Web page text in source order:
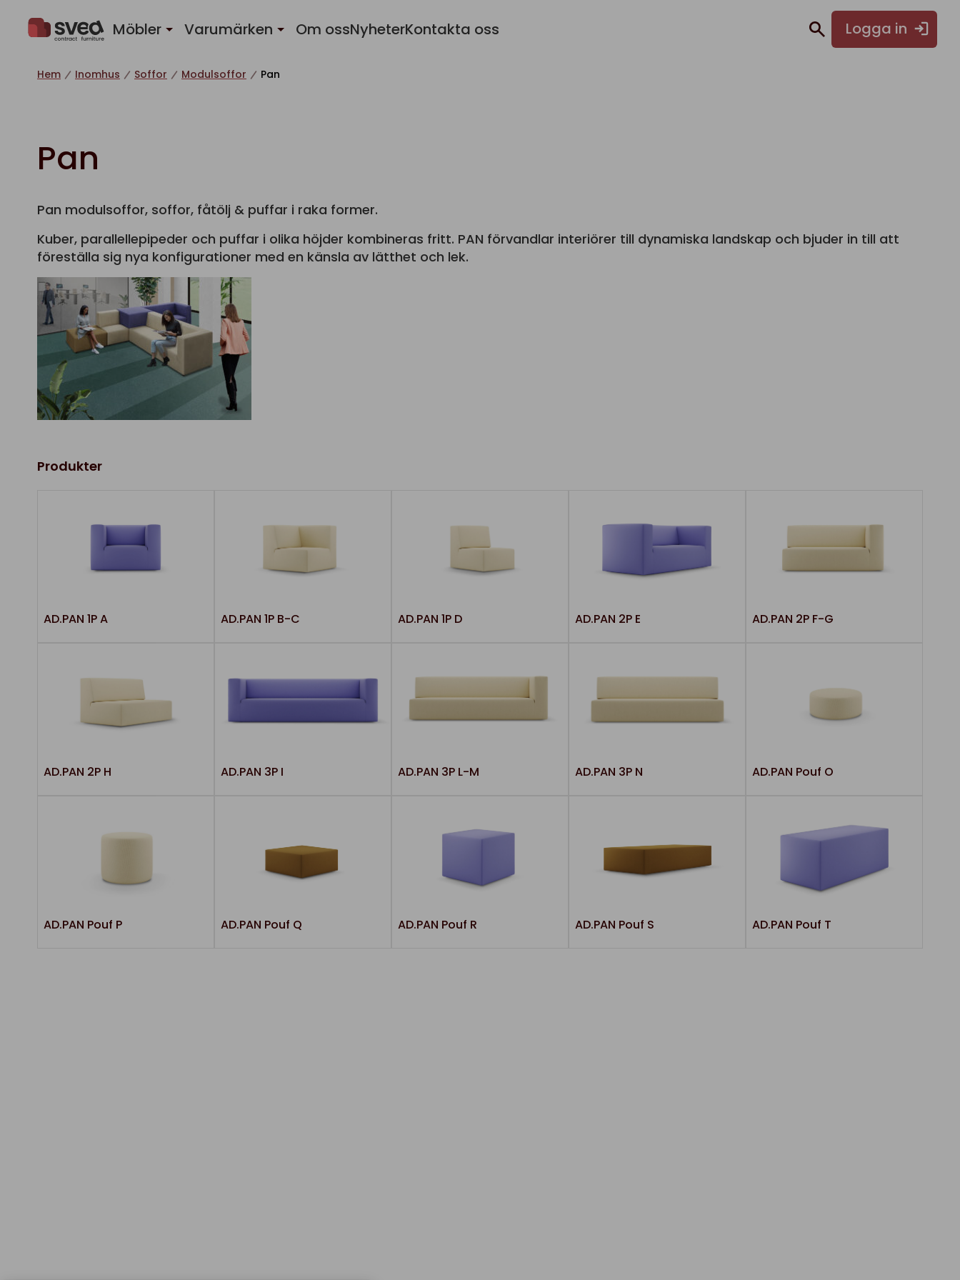
Möbler Varumärken Om ossNyheterKontakta oss Logga in
Hem Inomhus Soffor Modulsoffor Pan
Pan
Pan modulsoffor, soffor, fåtölj & puffar i raka former.
Kuber, parallellepipeder och puffar i olika höjder kombineras fritt. PAN förvandlar interiörer till dynamiska landskap och bjuder in till att
föreställa sig nya konfigurationer med en känsla av lätthet och lek.
Produkter
AD.PAN 1P A AD.PAN 1P B-C AD.PAN 1P D AD.PAN 2P E AD.PAN 2P F-G
AD.PAN 2P H AD.PAN 3P I AD.PAN 3P L-M AD.PAN 3P N AD.PAN Pouf O
AD.PAN Pouf P AD.PAN Pouf Q AD.PAN Pouf R AD.PAN Pouf S AD.PAN Pouf T